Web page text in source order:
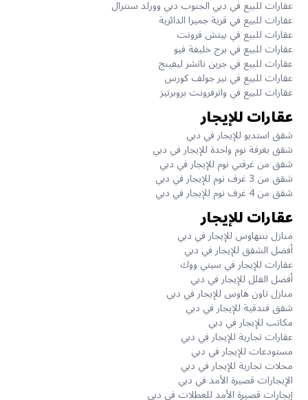
عقارات للبيع في دبي الجنوب دبي وورلد سنترال
عقارات للبيع في قرية جميرا الدائرية
عقارات للبيع في بيتش فرونت
عقارات للبيع في برج خليفة فيو
عقارات للبيع في جرين ناتشر ليفينج
عقارات للبيع في نير جولف كورس
عقارات للبيع في واترفرونت بروبرتيز
عقارات للإيجار
شقق استديو للإيجار في دبي
شقق بغرفة نوم واحدة للإيجار في دبي
شقق من غرفتي نوم للإيجار في دبي
شقق من 3 غرف نوم للإيجار في دبي
شقق من 4 غرف نوم للإيجار في دبي
عقارات للإيجار
منازل بنتهاوس للإيجار في دبي
أفضل الشقق للإيجار في دبي
عقارات للإيجار في سيتي ووك
أفضل الفلل للإيجار في دبي
منازل تاون هاوس للإيجار في دبي
شقق فندقية للإيجار في دبي
مكاتب للإيجار في دبي
عقارات تجارية للإيجار في دبي
مستودعات للإيجار في دبي
محلات تجارية للإيجار في دبي
الإيجارات قصيرة الأمد في دبي
إيجارات قصيرة الأمد للعطلات في دبي